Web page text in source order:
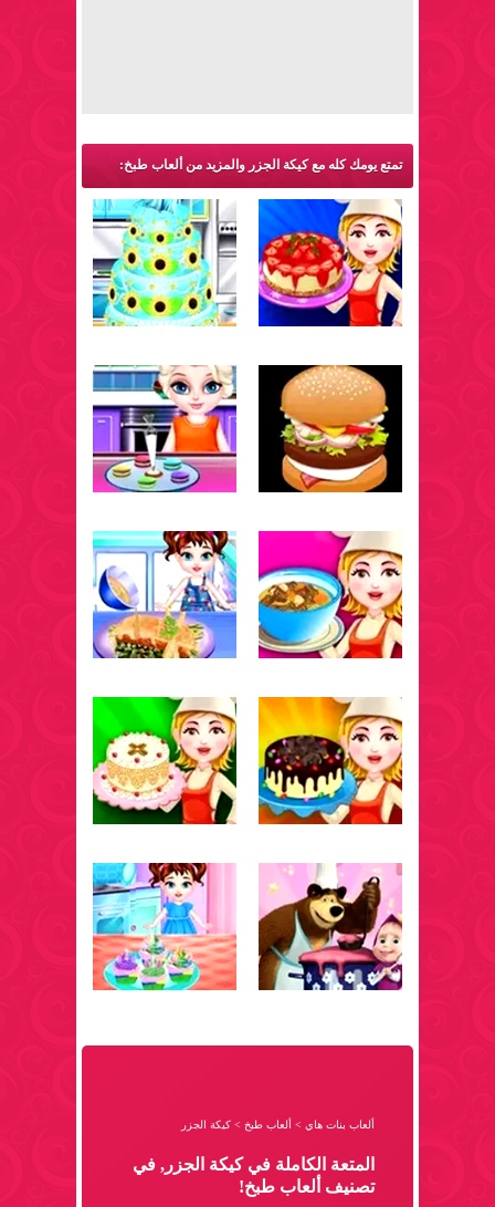
تمتع يومك كله مع كيكة الجزر والمزيد من ألعاب طبخ:
ألعاب بنات هاي > ألعاب طبخ > كيكة الجزر
المتعة الكاملة في كيكة الجزر, في
تصنيف ألعاب طبخ!